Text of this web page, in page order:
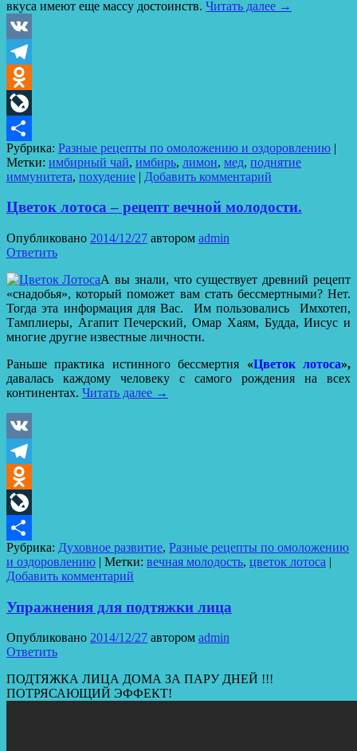
вкуса имеют еще массу достоинств. Читать далее →
VK
Telegram
Odnoklassniki
LiveJournal
Отправить
Рубрика: Разные рецепты по омоложению и оздоровлению |
Метки: имбирный чай, имбирь, лимон, мед, поднятие
иммунитета, похудение | Добавить комментарий
Цветок лотоса – рецепт вечной молодости.
Опубликовано 2014/12/27 автором admin
Ответить
А вы знали, что существует древний рецепт
«снадобья», который поможет вам стать бессмертными? Нет.
Тогда эта информация для Вас. Им пользовались Имхотеп,
Тамплиеры, Агапит Печерский, Омар Хаям, Будда, Иисус и
многие другие известные личности.
Раньше практика истинного бессмертия «Цветок лотоса»,
давалась каждому человеку с самого рождения на всех
континентах. Читать далее →
VK
Telegram
Odnoklassniki
LiveJournal
Отправить
Рубрика: Духовное развитие, Разные рецепты по омоложению
и оздоровлению | Метки: вечная молодость, цветок лотоса |
Добавить комментарий
Упражнения для подтяжки лица
Опубликовано 2014/12/27 автором admin
Ответить
ПОДТЯЖКА ЛИЦА ДОМА ЗА ПАРУ ДНЕЙ !!!
ПОТРЯСАЮЩИЙ ЭФФЕКТ!